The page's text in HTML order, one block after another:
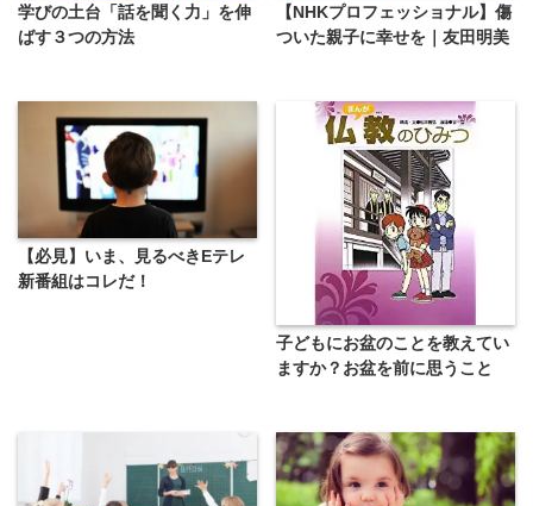
学びの土台「話を聞く力」を伸
ばす３つの方法
【NHKプロフェッショナル】傷
ついた親子に幸せを｜友田明美
【必見】いま、見るべきEテレ
新番組はコレだ！
子どもにお盆のことを教えてい
ますか？お盆を前に思うこと